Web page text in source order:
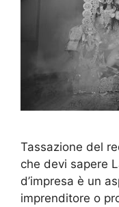
Tassazione del
che devi sapere
d’impresa è un
imprenditore o